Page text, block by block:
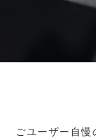
ごユーザー自慢